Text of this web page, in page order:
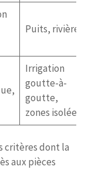
Puits, rivière
Irrigation
goutte-à-
goutte,
zones isolées
critères dont la
aux pièces